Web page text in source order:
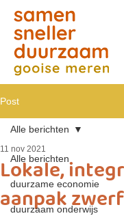
Post
Alle berichten
duurzame economie
duurzaam onderwijs
Alle berichten
Lokale,
aanpak
11 nov 2021